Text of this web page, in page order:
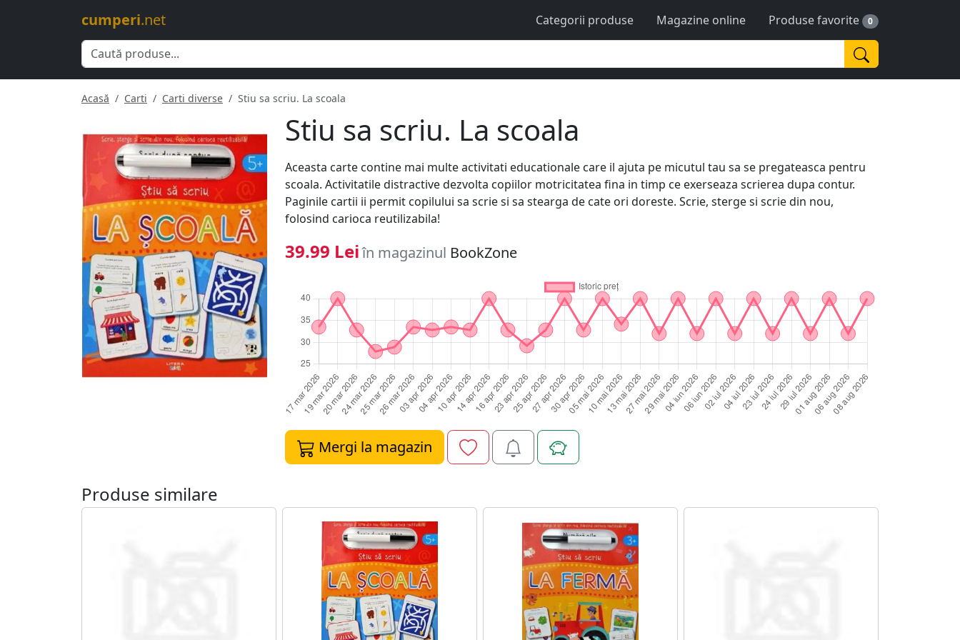
cumperi.net Categorii produse Magazine online Produse favorite 0
Acasă Carti Carti diverse Stiu sa scriu. La scoala
Stiu sa scriu. La scoala
Aceasta carte contine mai multe activitati educationale care il ajuta pe micutul tau sa se pregateasca pentru
scoala. Activitatile distractive dezvolta copiilor motricitatea fina in timp ce exerseaza scrierea dupa contur.
Paginile cartii ii permit copilului sa scrie si sa stearga de cate ori doreste. Scrie, sterge si scrie din nou,
folosind carioca reutilizabila!
39.99 Leiîn magazinul BookZone
Mergi la magazin
Produse similare